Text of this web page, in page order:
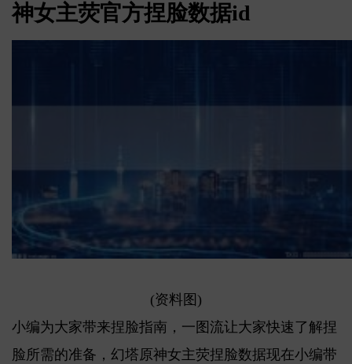
神女主荧官方捏脸数据id
(资料图)
小编为大家带来捏脸指南，一图流让大家快速了解捏
脸所需的准备，幻塔原神女主荧捏脸数据现在小编带